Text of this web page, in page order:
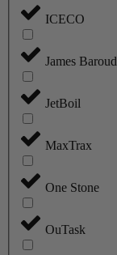
ICECO
James Baroud
JetBoil
MaxTrax
One Stone
OuTask